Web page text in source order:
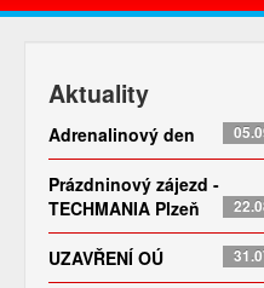
Aktuality
Adrenalinový den
Prázdninový zájezd -
TECHMANIA Plzeň
UZAVŘENÍ OÚ